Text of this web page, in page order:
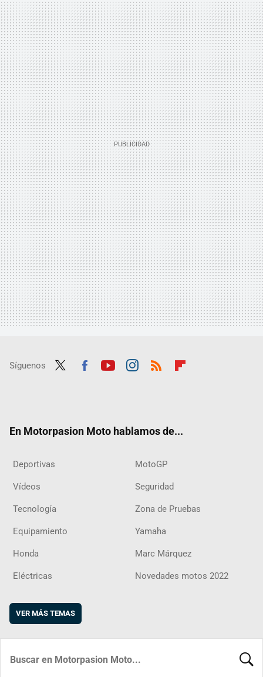
Síguenos
En Motorpasion Moto hablamos de...
Deportivas MotoGP
Vídeos Seguridad
Tecnología Zona de Pruebas
Equipamiento Yamaha
Honda Marc Márquez
Eléctricas Novedades motos 2022
VER MÁS TEMAS